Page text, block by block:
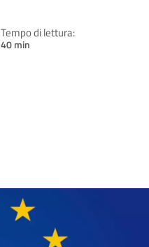
Tempo di lettura:
40 min